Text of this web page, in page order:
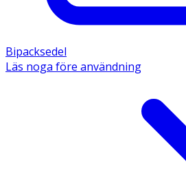
Bipacksedel
Läs noga före användning